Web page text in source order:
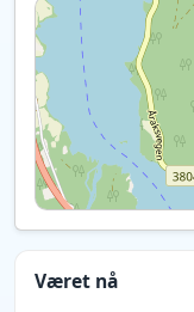
Været nå